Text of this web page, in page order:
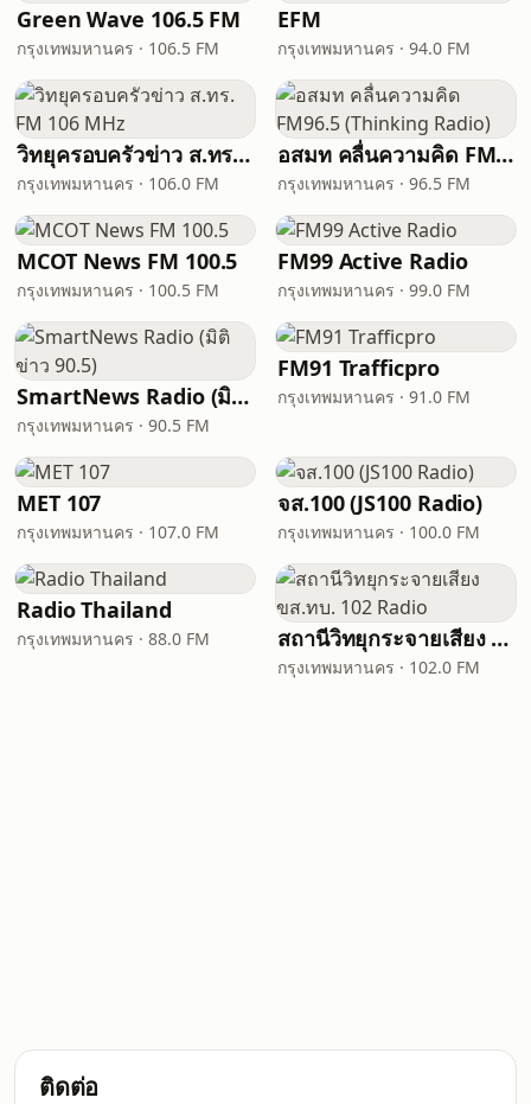
Green Wave 106.5 FM
กรุงเทพมหานคร · 106.5 FM
EFM
กรุงเทพมหานคร · 94.0 FM
วิทยุครอบครัวข่าว ส.ทร. FM 106 MHz
กรุงเทพมหานคร · 106.0 FM
อสมท คลื่นความคิด FM96.5 (Thinking Radio)
กรุงเทพมหานคร · 96.5 FM
MCOT News FM 100.5
กรุงเทพมหานคร · 100.5 FM
FM99 Active Radio
กรุงเทพมหานคร · 99.0 FM
SmartNews Radio (มิติข่าว 90.5)
กรุงเทพมหานคร · 90.5 FM
FM91 Trafficpro
กรุงเทพมหานคร · 91.0 FM
MET 107
กรุงเทพมหานคร · 107.0 FM
จส.100 (JS100 Radio)
กรุงเทพมหานคร · 100.0 FM
Radio Thailand
กรุงเทพมหานคร · 88.0 FM สถานีวิทยุกระจายเสียง ขส.ทบ. 102 Radio
กรุงเทพมหานคร · 102.0 FM
ติดต่อ